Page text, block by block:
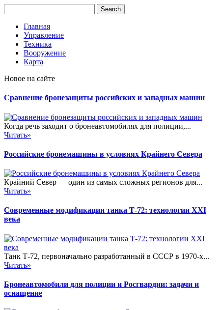
Главная
Управление
Техника
Вооружение
Карта
Новое на сайте
Сравнение бронезащиты российских и западных машин
Когда речь заходит о бронеавтомобилях для полиции,...
Читать»
Российские бронемашины в условиях Крайнего Севера
Крайний Север — один из самых сложных регионов для...
Читать»
Современные модификации танка Т-72: технологии XXI
века
Танк Т-72, первоначально разработанный в СССР в 1970-х...
Читать»
Бронеавтомобили для полиции и Росгвардии: задачи и
оснащение